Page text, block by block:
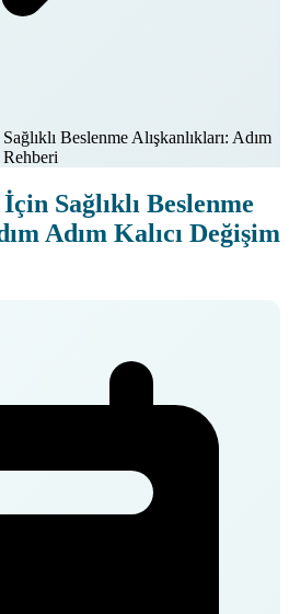
Beslenme Alışkanlıkları: Adım
Rehberi
Sağlıklı Beslenme
Adım Kalıcı Değişim